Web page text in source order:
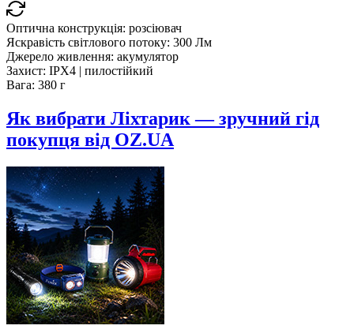
Оптична конструкція: розсіювач
Яскравість світлового потоку: 300 Лм
Джерело живлення: акумулятор
Захист: IPX4 | пилостійкий
Вага: 380 г
Як вибрати Ліхтарик — зручний гід
покупця від OZ.UA